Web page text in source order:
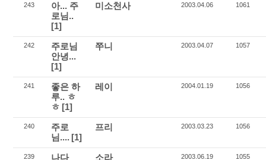
243
아... 주
로님..
[1]
미소천사 2003.04.06 1061
242
주로님
안녕...
[1]
쭈니 2003.04.07 1057
241
좋은 하
루.. ㅎ
ㅎ [1]
레이 2004.01.19 1056
240
주로
님.... [1]
프리 2003.03.23 1056
239
나다
소라 2003.06.19 1055